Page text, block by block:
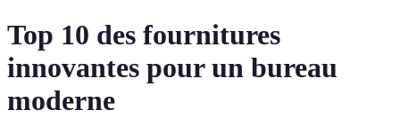
Top 10 des fournitures
innovantes pour un bureau
moderne